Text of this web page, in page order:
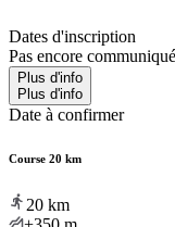
Dates d'inscription
Pas encore
Plus d'info
Plus d'info
Date à confirmer
Course 20 km
20 km